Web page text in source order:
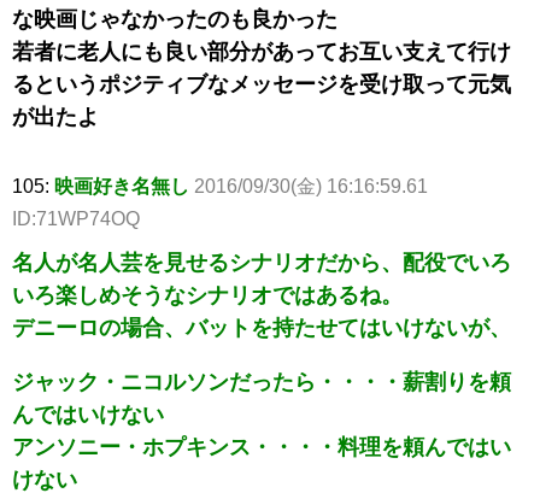
な映画じゃなかったのも良かった
若者に老人にも良い部分があってお互い支えて行け
るというポジティブなメッセージを受け取って元気
が出たよ
105: 映画好き名無し 2016/09/30(金) 16:16:59.61
ID:71WP74OQ
名人が名人芸を見せるシナリオだから、配役でいろ
いろ楽しめそうなシナリオではあるね。
デニーロの場合、バットを持たせてはいけないが、
ジャック・ニコルソンだったら・・・・薪割りを頼
んではいけない
アンソニー・ホプキンス・・・・料理を頼んではい
けない